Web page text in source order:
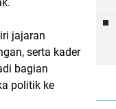
jajaran
serta kader
bagian
politik ke